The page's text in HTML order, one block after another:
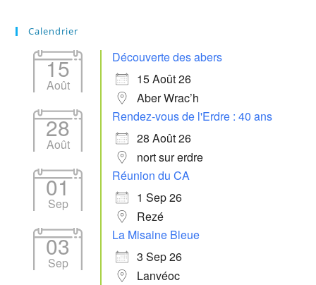
Calendrier
15
Août
Découverte des abers
15 Août 26
Aber Wrac’h
28
Août
Rendez-vous de l'Erdre : 40 ans
28 Août 26
nort sur erdre
01
Sep
Réunion du CA
1 Sep 26
Rezé
03
Sep
La Misaine Bleue
3 Sep 26
Lanvéoc